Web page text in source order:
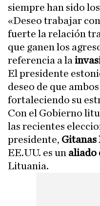
siempre han sido
«Deseo trabajar
fuerte la relación
que ganen los
referencia a la
El presidente
deseo de que
fortaleciendo su
Con el Gobierno
las recientes
presidente, Gitanas
EE.UU. es un aliado
Lituania.